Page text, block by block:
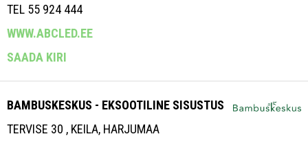
TEL 55 924 444
WWW.ABCLED.EE
SAADA KIRI
BAMBUSKESKUS - EKSOOTILINE SISUSTUS
TERVISE 30 , KEILA, HARJUMAA